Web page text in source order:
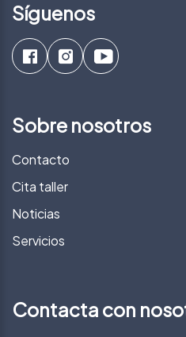
Síguenos
Sobre nosotros
Contacto
Cita taller
Noticias
Servicios
Contacta con